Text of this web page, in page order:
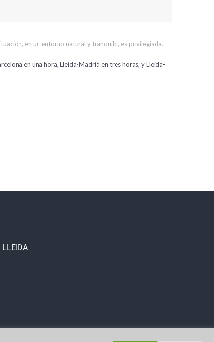
en un entorno natural y tranquilo, es privilegiada.
en una hora, Lleida-Madrid en tres horas, y Lleida-